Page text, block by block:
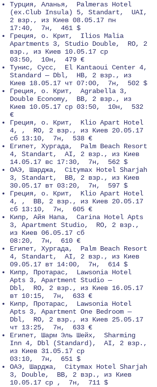
Турция, Аланья, Palmeras Hotel
(ex.Club Insula) 5, Standart, UAI,
2 взр., из Киев 08.05.17 пн
17:40, 7н, 461 $
Греция, о. Крит, Ilios Malia
Apartments 3, Studio Double, RO, 2
взр., из Киев 10.05.17 ср
03:50, 10н, 479 €
Тунис, Сусс, El Kantaoui Center 4,
Standard — Dbl, HB, 2 взр., из
Киев 18.05.17 чт 07:00, 7н, 502 $
Греция, о. Крит, Agrabella 3,
Double Economy, BB, 2 взр., из
Киев 10.05.17 ср 03:50, 10н, 532
€
Греция, о. Крит, Klio Apart Hotel
4, , RO, 2 взр., из Киев 20.05.17
сб 13:10, 7н, 538 €
Египет, Хургада, Palm Beach Resort
4, Standart, AI, 2 взр., из Киев
14.05.17 вс 17:30, 7н, 562 $
ОАЭ, Шарджа, Citymax Hotel Sharjah
3, Standart, BB, 2 взр., из Киев
30.05.17 вт 03:20, 7н, 597 $
Греция, о. Крит, Klio Apart Hotel
4, , BB, 2 взр., из Киев 20.05.17
сб 13:10, 7н, 605 €
Кипр, Айя Напа, Carina Hotel Apts
3, Apartment Studio, RO, 2 взр.,
из Киев 06.05.17 сб
08:20, 7н, 610 €
Египет, Хургада, Palm Beach Resort
4, Standart, AI, 2 взр., из Киев
09.05.17 вт 14:00, 7н, 614 $
Кипр, Протарас, Lawsonia Hotel
Apts 3, Apartment Studio —
Dbl, RO, 2 взр., из Киев 16.05.17
вт 10:15, 7н, 633 €
Кипр, Протарас, Lawsonia Hotel
Apts 3, Apartment One Bedroom —
Dbl, RO, 2 взр., из Киев 25.05.17
чт 13:25, 7н, 633 €
Египет, Шарм Эль Шейх, Sharming
Inn 4, Dbl (Standard), AI, 2 взр.,
из Киев 31.05.17 ср
03:10, 7н, 651 $
ОАЭ, Шарджа, Citymax Hotel Sharjah
3, Double, BB, 2 взр., из Киев
10.05.17 ср , 7н, 711 $